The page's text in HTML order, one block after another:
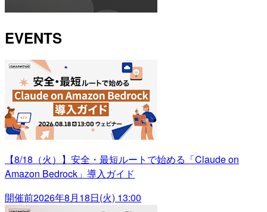
EVENTS
【8/18（火）】安全・最短ルートで始める「Claude on
Amazon Bedrock」導入ガイド
開催前2026年8月18日(火) 13:00